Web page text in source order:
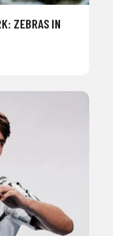
ZEBRAS IN